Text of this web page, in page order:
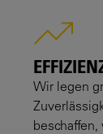
Wir legen